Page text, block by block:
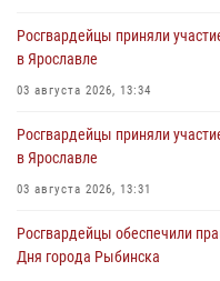
Росгвардейцы приняли
в Ярославле
03 августа 2026, 13:34
Росгвардейцы приняли
в Ярославле
03 августа 2026, 13:31
Росгвардейцы обеспечили
Дня города Рыбинска